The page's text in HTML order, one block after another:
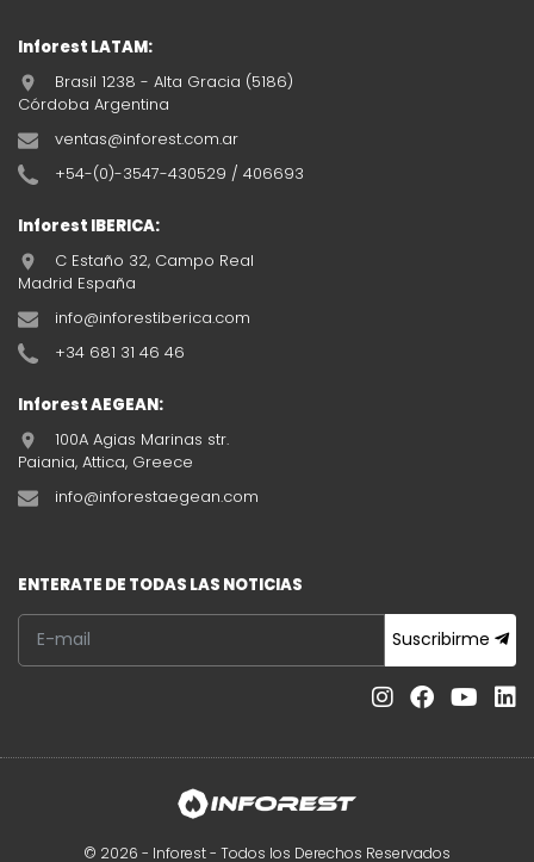
Inforest LATAM:
Brasil 1238 - Alta Gracia (5186)
Córdoba Argentina
ventas@inforest.com.ar
+54-(0)-3547-430529 / 406693
Inforest IBERICA:
C Estaño 32, Campo Real
Madrid España
info@inforestiberica.com
+34 681 31 46 46
Inforest AEGEAN:
100A Agias Marinas str.
Paiania, Attica, Greece
info@inforestaegean.com
ENTERATE DE TODAS LAS NOTICIAS
Suscribirme
© 2026 - Inforest - Todos los Derechos Reservados